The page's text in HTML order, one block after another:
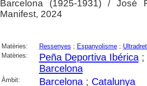
Barcelona (1925-1931) / José
Manifest, 2024
Matèries: Ressenyes ; Espanyolisme;
Matèries:
Peña Deportiva Ibérica;
Barcelona
Àmbit: Barcelona; Catalunya